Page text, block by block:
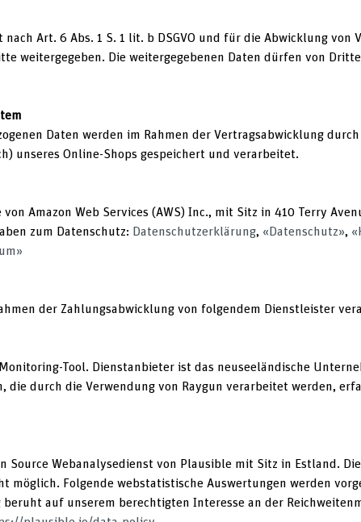
nach Art. 6 Abs. 1 S. 1 lit. b DSGVO und für die Abwicklung
weitergegeben. Die weitergegebenen Daten dürfen von
Daten werden im Rahmen der Vertragsabwicklung
unseres Online-Shops gespeichert und verarbeitet.
Amazon Web Services (AWS) Inc., mit Sitz in 410 Terry
zum Datenschutz: Datenschutzerklärung, «Datenschutz»,
der Zahlungsabwicklung von folgendem Dienstleister
Tool. Dienstanbieter ist das neuseeländische
die durch die Verwendung von Raygun verarbeitet werden,
Source Webanalysedienst von Plausible mit Sitz in Estland.
möglich. Folgende webstatistische Auswertungen werden
auf unserem berechtigten Interesse an der